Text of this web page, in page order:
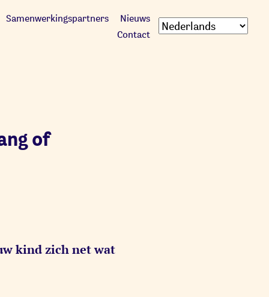
Samenwerkingspartners
Nieuws
Contact
of
kind zich net wat